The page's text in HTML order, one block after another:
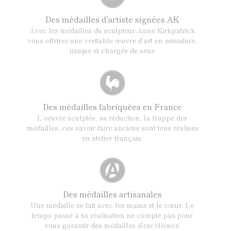
Des médailles d'artiste signées AK
Avec les médailles du sculpteur Anne Kirkpatrick
vous offrirez une véritable œuvre d’art en miniature,
unique et chargée de sens
Des médailles fabriquées en France
L’oeuvre sculptée, sa réduction, la frappe des
médailles, ces savoir-faire anciens sont tous réalisés
en atelier français.
Des médailles artisanales
Une médaille se fait avec les mains et le cœur. Le
temps passé à sa réalisation ne compte pas pour
vous garantir des médailles d’excellence.